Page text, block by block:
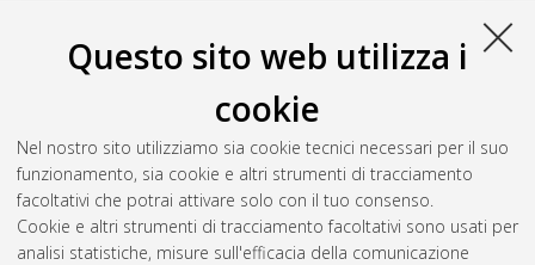
Questo sito web utilizza i
cookie
Nel nostro sito utilizziamo sia cookie tecnici necessari per il suo
funzionamento, sia cookie e altri strumenti di tracciamento
facoltativi che potrai attivare solo con il tuo consenso.
Cookie e altri strumenti di tracciamento facoltativi sono usati per
analisi statistiche, misure sull'efficacia della comunicazione
(2008)New approaches to open problems in
gene expression microarray data, [Dissertation thesis], Alma
Mater Studiorum Università di Bologna. Dottorato di ricerca in
Fisica, 20 Ciclo. DOI 10.6092/unibo/amsdottorato/842.
Questa lista e' stata generata ilSat Aug 8 20:46:37 2026